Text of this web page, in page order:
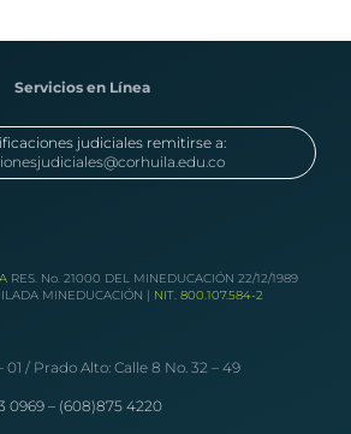
Servicios en Línea
judiciales remitirse a:
RES. No. 21000 DEL MINEDUCACIÓN 22/12/1989
MINEDUCACIÓN | NIT. 800.107.584-2
01 / Prado Alto: Calle 8 No. 32 – 49
0969 – (608)875 4220